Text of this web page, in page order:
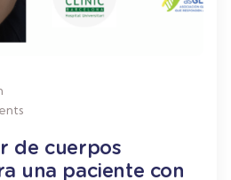
de cuerpos
una paciente con